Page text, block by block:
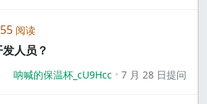
阅读
人员？
呐喊的保温杯_cU9Hcc 7 月 28 日提问